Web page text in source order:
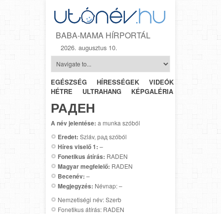
BABA-MAMA HÍRPORTÁL
2026. augusztus 10.
EGÉSZSÉG HÍRESSÉGEK VIDEÓK
HÉTRŐL-
HÉTRE
ULTRAHANG KÉPGALÉRIA
РАДЕН
A név jelentése: a munka szóból
Eredet: Szláv, рад szóból
Híres viselő 1: –
Fonetikus átírás: RADEN
Magyar megfelelő: RADEN
Becenév: –
Megjegyzés: Névnap: –
Nemzetiségi név: Szerb
Fonetikus átírás: RADEN